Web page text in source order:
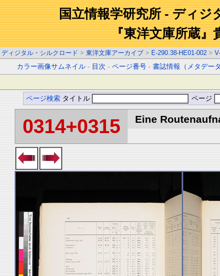
国立情報学研究所 - ディジ
『東洋文庫所蔵』
ディジタル・シルクロード > 東洋文庫アーカイブ > E-290.38-HE01-002 >
カラー画像サムネイル - 目次 -ページ番号 -書誌情報（メタデー
ページ検索 タイトル ページ
0314+0315 Eine